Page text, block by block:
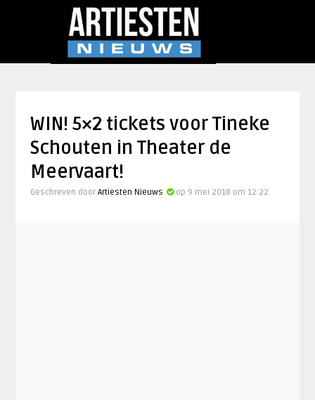
WIN! 5×2 tickets voor Tineke
Schouten in Theater de
Meervaart!
Geschreven door Artiesten Nieuws op 9 mei 2018 om 12:22